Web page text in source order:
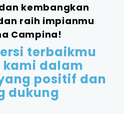
kembangkan
raih impianmu
Campina!
terbaikmu
kami dalam
positif dan
dukung